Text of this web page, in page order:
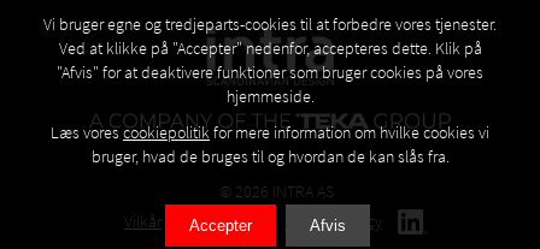
© 2026 INTRA AS
Vilkår
Privacy policy Cookies policy
Vi bruger egne og tredjeparts-cookies til at forbedre vores tjenester.
Ved at klikke på "Accepter" nedenfor, accepteres dette. Klik på
"Afvis" for at deaktivere funktioner som bruger cookies på vores
hjemmeside.
Læs vorescookiepolitik for mere information om hvilke cookies vi
bruger, hvad de bruges til og hvordan de kan slås fra.
Accepter Afvis